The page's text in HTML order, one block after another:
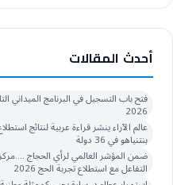
أحدث المقالات
فتح باب التسجيل في البرنامج الميداني
2026
بنتنياهو في 36 دولة
ضمن المؤشر العالمي لرأي الحجاج ….مركز
التفاعل مع استطلاع تجربة الحج 2026